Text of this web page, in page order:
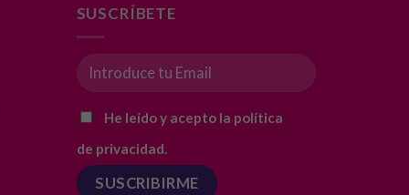
SUSCRÍBETE
He leído y acepto la política
de privacidad.